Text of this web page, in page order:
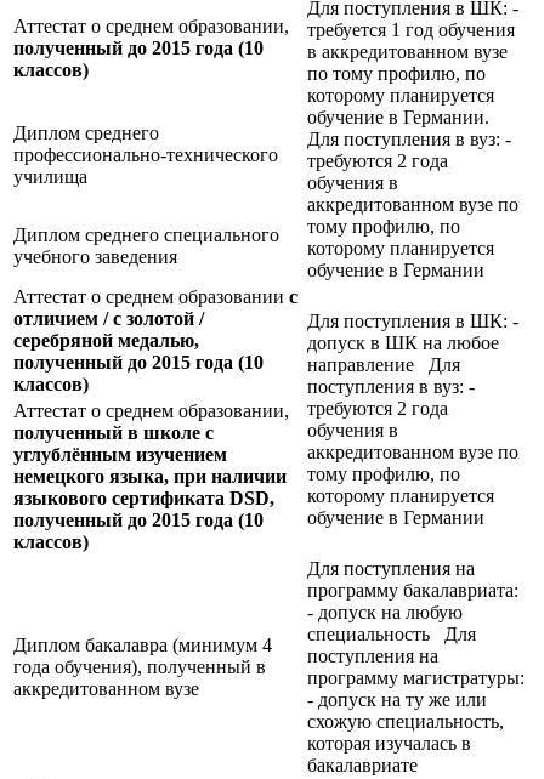
Аттестат о среднем образовании,
полученный до 2015 года (10
классов)
Для поступления в ШК: -
требуется 1 год обучения
в аккредитованном вузе
по тому профилю, по
которому планируется
обучение в Германии.
Для поступления в вуз: -
требуются 2 года
обучения в
аккредитованном вузе по
тому профилю, по
которому планируется
обучение в Германии
Диплом среднего
профессионально-технического
училища
Диплом среднего специального
учебного заведения
Аттестат о среднем образовании с
отличием / с золотой /
серебряной медалью,
полученный до 2015 года (10
классов)
Для поступления в ШК: -
допуск в ШК на любое
направление Для
поступления в вуз: -
требуются 2 года
обучения в
аккредитованном вузе по
тому профилю, по
которому планируется
обучение в Германии
Аттестат о среднем образовании,
полученный в школе с
углублённым изучением
немецкого языка, при наличии
языкового сертификата DSD,
полученный до 2015 года (10
классов)
Диплом бакалавра (минимум 4
года обучения), полученный в
аккредитованном вузе
Для поступления на
программу бакалавриата:
- допуск на любую
специальность Для
поступления на
программу магистратуры:
- допуск на ту же или
схожую специальность,
которая изучалась в
бакалавриате